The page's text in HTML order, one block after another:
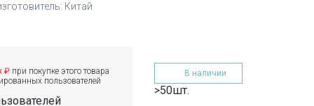
Китай
₽ при покупке этого товара
пользователей
В наличии
>50шт.